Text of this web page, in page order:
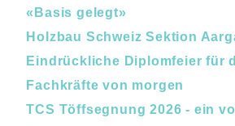
«Basis gelegt»
Holzbau Schweiz Sektion
Eindrückliche Diplomfeier für
Fachkräfte von morgen
TCS Töffsegnung 2026 - ein